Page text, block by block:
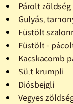
Párolt
Gulyás,
Füstölt
Füstölt -
Kacskacomb
Sült krumpli
Diósbejgli
Vegyes